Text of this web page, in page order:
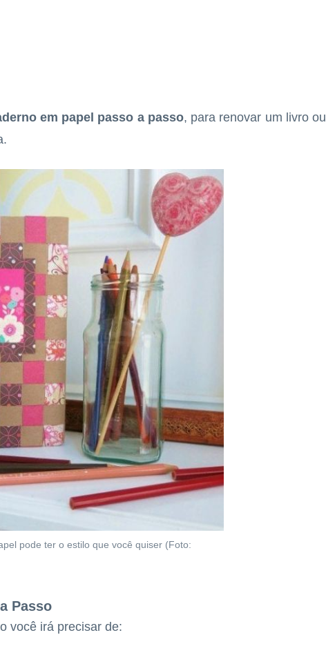
em papel passo a passo, para renovar um livro ou
pode ter o estilo que você quiser (Foto:
Passo
você irá precisar de: